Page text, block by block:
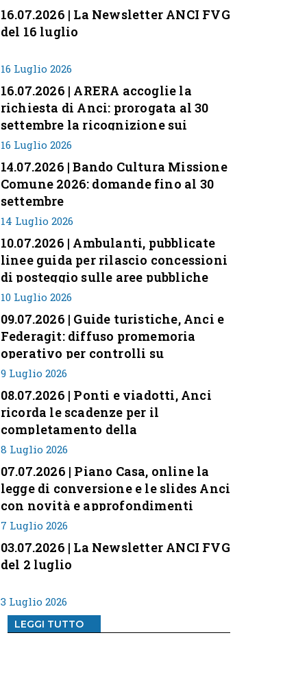
16.07.2026 | La Newsletter ANCI FVG
del 16 luglio
16 Luglio 2026
16.07.2026 | ARERA accoglie la
richiesta di Anci: prorogata al 30
settembre la ricognizione sui
corrispettivi
16 Luglio 2026
14.07.2026 | Bando Cultura Missione
Comune 2026: domande fino al 30
settembre
14 Luglio 2026
10.07.2026 | Ambulanti, pubblicate
linee guida per rilascio concessioni
di posteggio sulle aree pubbliche
10 Luglio 2026
09.07.2026 | Guide turistiche, Anci e
Federagit: diffuso promemoria
operativo per controlli su
professione
9 Luglio 2026
08.07.2026 | Ponti e viadotti, Anci
ricorda le scadenze per il
completamento della
classificazione del rischio
8 Luglio 2026
07.07.2026 | Piano Casa, online la
legge di conversione e le slides Anci
con novità e approfondimenti
7 Luglio 2026
03.07.2026 | La Newsletter ANCI FVG
del 2 luglio
3 Luglio 2026
LEGGI TUTTO